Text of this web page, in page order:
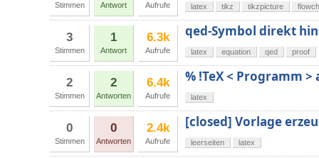
Stimmen Antwort Aufrufe latex tikz tikzpicture
3
Stimmen
1
Antwort
6.3k
Aufrufe
qed-Symbol direkt
latex equation qed proof
2
Stimmen
2
Antworten
6.4k
Aufrufe
% !TeX < Programm
latex
0
Stimmen
0
Antworten
2.4k
Aufrufe
[closed] Vorlage
leerseiten latex